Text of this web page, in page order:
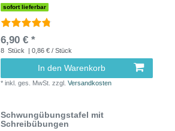
sofort lieferbar
6,90 € *
8 Stück | 0,86 € / Stück
In den Warenkorb
*inkl. ges. MwSt. zzgl.Versandkosten
Schwungübungstafel mit
Schreibübungen